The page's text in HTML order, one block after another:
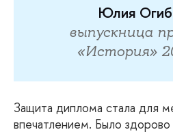
Юлия
выпускница
«История»
Защита диплома стала для
впечатлением. Было